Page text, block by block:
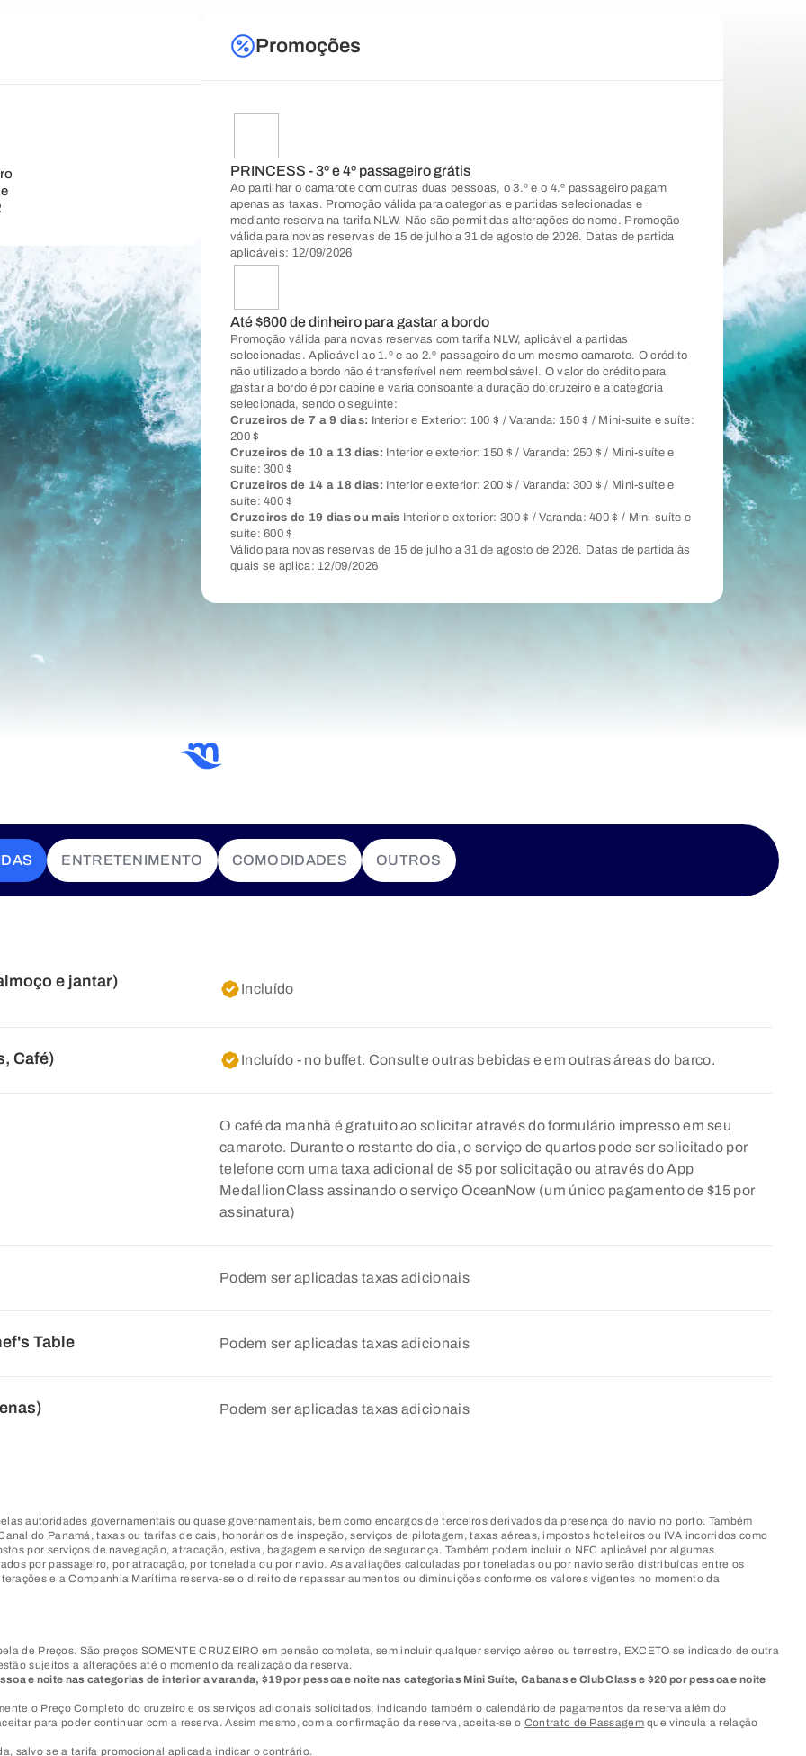
Promoções
PRINCESS - 3º e 4º passageiro grátis
Ao partilhar o camarote com outras duas pessoas, o 3.º e o 4.º passageiro pagam
apenas as taxas. Promoção válida para categorias e partidas selecionadas e
mediante reserva na tarifa NLW. Não são permitidas alterações de nome. Promoção
válida para novas reservas de 15 de julho a 31 de agosto de 2026. Datas de partida
aplicáveis: 12/09/2026
Até $600 de dinheiro para gastar a bordo
Promoção válida para novas reservas com tarifa NLW, aplicável a partidas
selecionadas. Aplicável ao 1.º e ao 2.º passageiro de um mesmo camarote. O crédito
não utilizado a bordo não é transferível nem reembolsável. O valor do crédito para
gastar a bordo é por cabine e varia consoante a duração do cruzeiro e a categoria
selecionada, sendo o seguinte:
Cruzeiros de 7 a 9 dias:
Interior e Exterior: 100 $ / Varanda: 150 $ / Mini-suíte e suíte:
200 $
Cruzeiros de 10 a 13 dias: Interior e exterior: 150 $ / Varanda: 250 $ / Mini-suíte e
suíte: 300 $
Cruzeiros de 14 a 18 dias: Interior e exterior: 200 $ / Varanda: 300 $ / Mini-suíte e
suíte: 400 $
Cruzeiros de 19 dias ou mais Interior e exterior: 300 $ / Varanda: 400 $ / Mini-suíte e
suíte: 600 $
Válido para novas reservas de 15 de julho a 31 de agosto de 2026. Datas de partida às
quais se aplica: 12/09/2026
ENTRETENIMENTO COMODIDADES OUTROS
e jantar) Incluído
Café) Incluído - no buffet. Consulte outras bebidas e em outras áreas do barco.
O café da manhã é gratuito ao solicitar através do formulário impresso em seu
camarote. Durante o restante do dia, o serviço de quartos pode ser solicitado por
telefone com uma taxa adicional de $5 por solicitação ou através do App
MedallionClass assinando o serviço OceanNow (um único pagamento de $15 por
assinatura)
Podem ser aplicadas taxas adicionais
Table Podem ser aplicadas taxas adicionais
Podem ser aplicadas taxas adicionais
autoridades governamentais ou quase governamentais, bem como encargos de terceiros derivados da presença do navio no porto. Também
do Panamá, taxas ou tarifas de cais, honorários de inspeção, serviços de pilotagem, taxas aéreas, impostos hoteleiros ou IVA incorridos como
por serviços de navegação, atracação, estiva, bagagem e serviço de segurança. Também podem incluir o NFC aplicável por algumas
por passageiro, por atracação, por tonelada ou por navio. As avaliações calculadas por toneladas ou por navio serão distribuídas entre os
e a Companhia Marítima reserva-se o direito de repassar aumentos ou diminuições conforme os valores vigentes no momento da
de Preços. São preços SOMENTE CRUZEIRO em pensão completa, sem incluir qualquer serviço aéreo ou terrestre, EXCETO se indicado de outra
sujeitos a alterações até o momento da realização da reserva.
e noite nas categorias de interior a varanda, $19 por pessoa e noite nas categorias Mini Suíte, Cabanas e Club Class e $20 por pessoa e noite
o Preço Completo do cruzeiro e os serviços adicionais solicitados, indicando também o calendário de pagamentos da reserva além do
para poder continuar com a reserva. Assim mesmo, com a confirmação da reserva, aceita-se o Contrato de Passagemque vincula a relação
salvo se a tarifa promocional aplicada indicar o contrário.